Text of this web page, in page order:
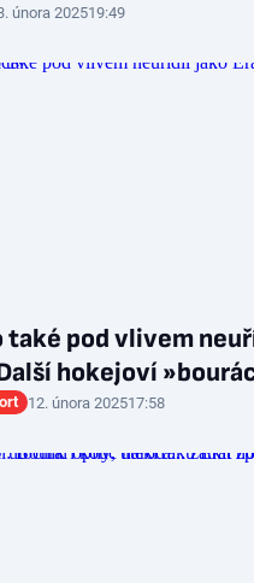
února 202519:49
také pod vlivem
hokejoví
12. února 202517:58